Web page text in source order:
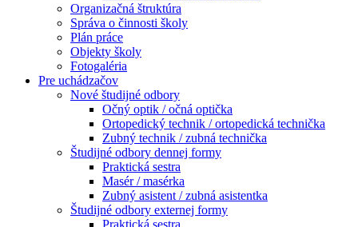
Organizačná štruktúra
Správa o činnosti školy
Plán práce
Objekty školy
Fotogaléria
Pre uchádzačov
Nové študijné odbory
Očný optik / očná optička
Ortopedický technik / ortopedická technička
Zubný technik / zubná technička
Študijné odbory dennej formy
Praktická sestra
Masér / masérka
Zubný asistent / zubná asistentka
Študijné odbory externej formy